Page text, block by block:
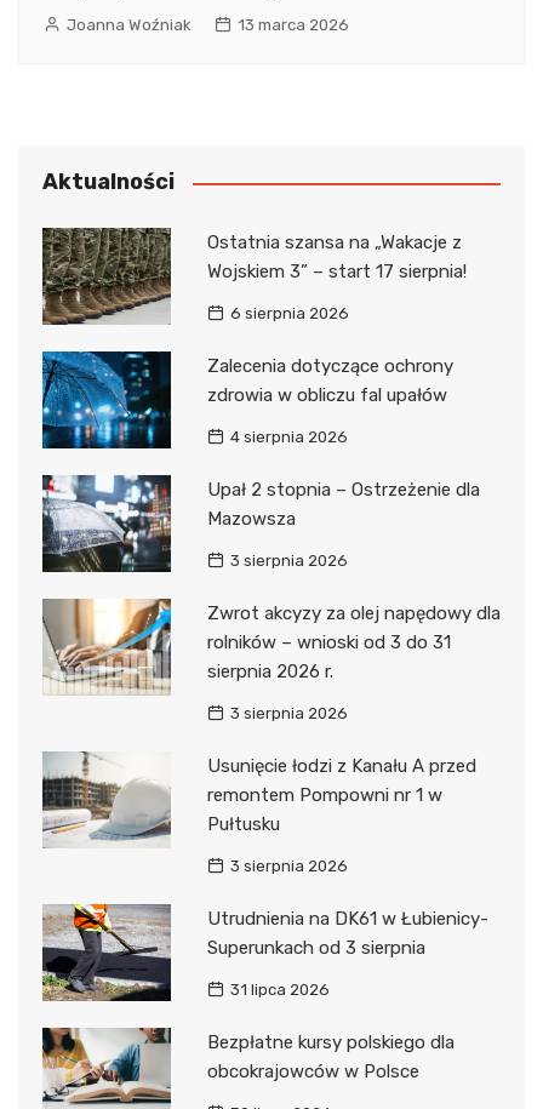
Joanna Woźniak 13 marca 2026
Aktualności
Ostatnia szansa na „Wakacje z
Wojskiem 3” – start 17 sierpnia!
6 sierpnia 2026
Zalecenia dotyczące ochrony
zdrowia w obliczu fal upałów
4 sierpnia 2026
Upał 2 stopnia – Ostrzeżenie dla
Mazowsza
3 sierpnia 2026
Zwrot akcyzy za olej napędowy dla
rolników – wnioski od 3 do 31
sierpnia 2026 r.
3 sierpnia 2026
Usunięcie łodzi z Kanału A przed
remontem Pompowni nr 1 w
Pułtusku
3 sierpnia 2026
Utrudnienia na DK61 w Łubienicy-
Superunkach od 3 sierpnia
31 lipca 2026
Bezpłatne kursy polskiego dla
obcokrajowców w Polsce